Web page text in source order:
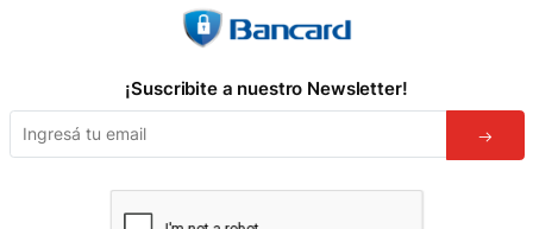
¡Suscribite a nuestro Newsletter!